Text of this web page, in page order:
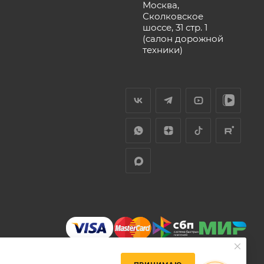
Москва,
Сколковское
шоссе, 31 стр. 1
(салон дорожной
техники)